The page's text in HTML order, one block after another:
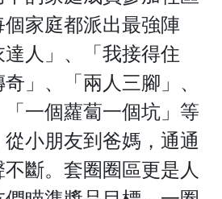
家庭都派出最強陣
人」、「我接得住
」、「兩人三腳」、
「一個蘿蔔一個坑」等
小朋友到爸媽，通通
斷。套圈圈區更是人